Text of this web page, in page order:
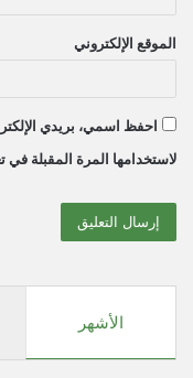
الموقع الإلكتروني
احفظ اسمي، بريدي
لاستخدامها المرة المقبلة في
الأشهر